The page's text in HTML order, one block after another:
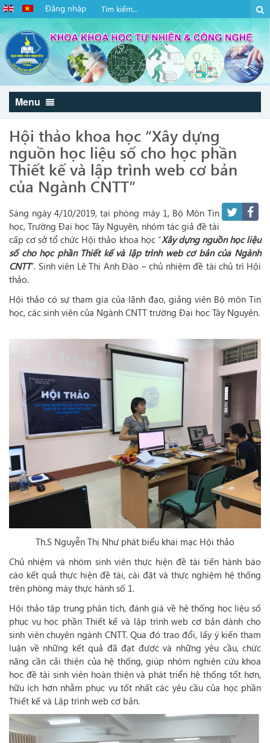
Đăng nhập
Menu
Hội thảo khoa học “Xây dựng
nguồn học liệu số cho học phần
Thiết kế và lập trình web cơ bản
của Ngành CNTT”
Sáng ngày 4/10/2019, tại phòng máy 1, Bộ Môn Tin
học, Trường Đại học Tây Nguyên, nhóm tác giả đề tài
cấp cơ sở tổ chức Hội thảo khoa học “Xây dựng nguồn học liệu
số cho học phần Thiết kế và lập trình web cơ bản của Ngành
CNTT”. Sinh viên Lê Thị Anh Đào – chủ nhiệm đề tài chủ trì Hội
thảo.
Hội thảo có sự tham gia của lãnh đạo, giảng viên Bộ môn Tin
học, các sinh viên của Ngành CNTT trường Đại học Tây Nguyên.
Th.S Nguyễn Thị Như phát biểu khai mạc Hội thảo
Chủ nhiệm và nhóm sinh viên thực hiện đề tài tiến hành báo
cáo kết quả thực hiện đề tài, cài đặt và thực nghiệm hệ thống
trên phòng máy thực hành số 1.
Hội thảo tập trung phân tích, đánh giá về hệ thống học liệu số
phục vụ học phần Thiết kế và lập trình web cơ bản dành cho
sinh viên chuyên ngành CNTT. Qua đó trao đổi, lấy ý kiến tham
luận về những kết quả đã đạt được và những yêu cầu, chức
năng cần cải thiện của hệ thống, giúp nhóm nghiên cứu khoa
học đề tài sinh viên hoàn thiện và phát triển hệ thống tốt hơn,
hữu ích hơn nhằm phục vụ tốt nhất các yêu cầu của học phần
Thiết kế và Lập trình web cơ bản.